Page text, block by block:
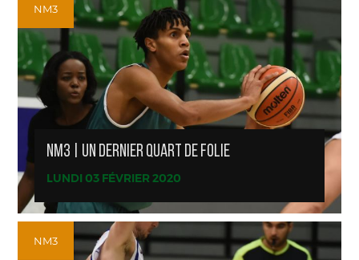
NM3
NM3 | UN DERNIER QUART DE FOLIE
LUNDI 03 FÉVRIER 2020
NM3